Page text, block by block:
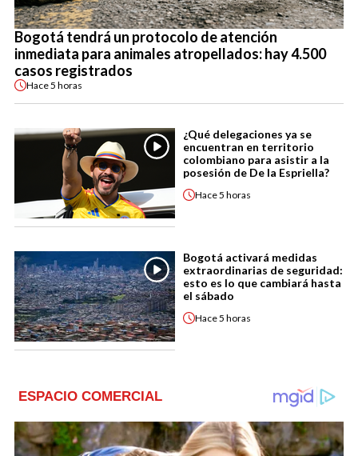
Bogotá tendrá un protocolo de atención
inmediata para animales atropellados: hay 4.500
casos registrados
Hace5 horas
¿Qué delegaciones ya se
encuentran en territorio
colombiano para asistir a la
posesión de De la Espriella?
Hace5 horas
Bogotá activará medidas
extraordinarias de seguridad:
esto es lo que cambiará hasta
el sábado
Hace5 horas